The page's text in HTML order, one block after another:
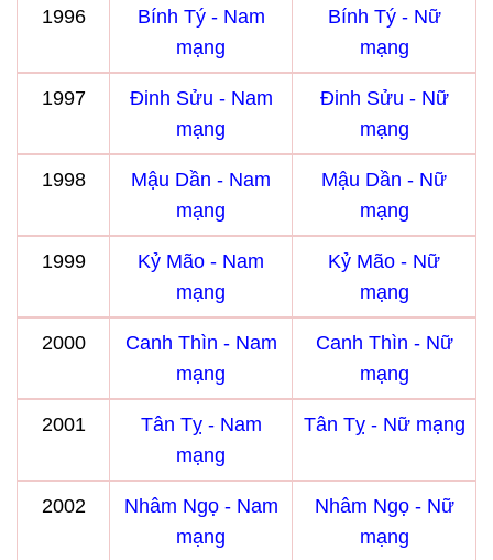
1996
Bính Tý - Nam
mạng
Bính Tý - Nữ
mạng
1997
Đinh Sửu - Nam
mạng
Đinh Sửu - Nữ
mạng
1998
Mậu Dần - Nam
mạng
Mậu Dần - Nữ
mạng
1999
Kỷ Mão - Nam
mạng
Kỷ Mão - Nữ
mạng
2000
Canh Thìn - Nam
mạng
Canh Thìn - Nữ
mạng
2001
Tân Tỵ - Nam
mạng
Tân Tỵ - Nữ mạng
2002
Nhâm Ngọ - Nam
mạng
Nhâm Ngọ - Nữ
mạng